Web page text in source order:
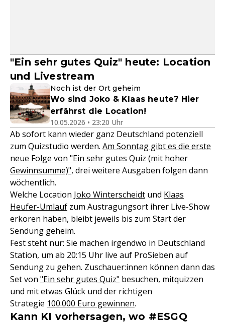
"Ein sehr gutes Quiz" heute: Location
und Livestream
Noch ist der Ort geheim
Wo sind Joko & Klaas heute? Hier
erfährst die Location!
10.05.2026 • 23:20 Uhr
Ab sofort kann wieder ganz Deutschland potenziell
zum Quizstudio werden. Am Sonntag gibt es die erste
neue Folge von "Ein sehr gutes Quiz (mit hoher
Gewinnsumme)", drei weitere Ausgaben folgen dann
wöchentlich.
Welche Location Joko Winterscheidt und Klaas
Heufer-Umlauf zum Austragungsort ihrer Live-Show
erkoren haben, bleibt jeweils bis zum Start der
Sendung geheim.
Fest steht nur: Sie machen irgendwo in Deutschland
Station, um ab 20:15 Uhr live auf ProSieben auf
Sendung zu gehen. Zuschauer:innen können dann das
Set von "Ein sehr gutes Quiz" besuchen, mitquizzen
und mit etwas Glück und der richtigen
Strategie 100.000 Euro gewinnen.
Kann KI vorhersagen, wo #ESGQ